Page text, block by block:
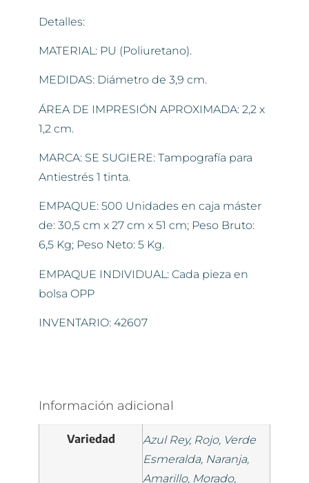
Detalles:
MATERIAL: PU (Poliuretano).
MEDIDAS: Diámetro de 3,9 cm.
ÁREA DE IMPRESIÓN APROXIMADA: 2,2 x
1,2 cm.
MARCA: SE SUGIERE: Tampografía para
Antiestrés 1 tinta.
EMPAQUE: 500 Unidades en caja máster
de: 30,5 cm x 27 cm x 51 cm; Peso Bruto:
6,5 Kg; Peso Neto: 5 Kg.
EMPAQUE INDIVIDUAL: Cada pieza en
bolsa OPP
INVENTARIO: 42607
Información adicional
Variedad
Azul Rey, Rojo, Verde
Esmeralda, Naranja,
Amarillo, Morado,